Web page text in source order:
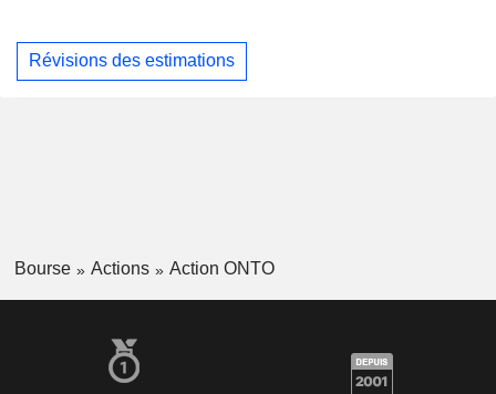
Révisions des estimations
Bourse Actions Action ONTO